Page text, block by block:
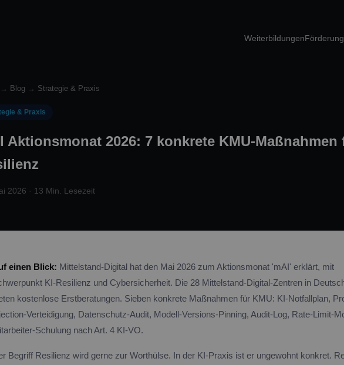
Weiterbildungen Förderung
→ Blog → Strategie & Praxis
& Praxis
Aktionsmonat 2026: 7 konkrete KMU-Maßnahmen
2026 · 13 Min. Lesezeit
einen Blick: Mittelstand-Digital hat den Mai 2026 zum Aktionsmonat 'mAI' erklärt, mit
KI-Resilienz und Cybersicherheit. Die 28 Mittelstand-Digital-Zentren in
kostenlose Erstberatungen. Sieben konkrete Maßnahmen für KMU: KI-Notfallplan,
Verteidigung, Datenschutz-Audit, Modell-Versions-Pinning, Audit-Log, Rate-Limit-
Schulung nach Art. 4 KI-VO.
Begriff Resilienz wird gerne zur Worthülse. In der KI-Praxis ist er ungewohnt konkret.